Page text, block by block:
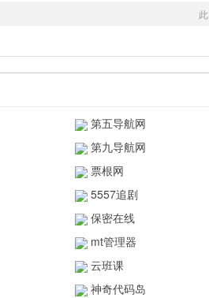
第五导航网
第九导航网
票根网
5557追剧
保密在线
mt管理器
云班课
神奇代码岛